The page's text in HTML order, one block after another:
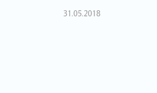
31.05.2018